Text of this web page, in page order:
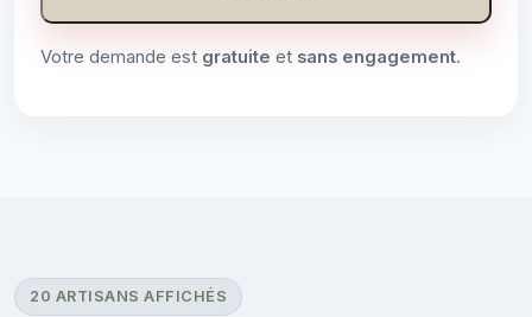
Votre demande est gratuite et sans engagement.
20 ARTISANS AFFICHÉS